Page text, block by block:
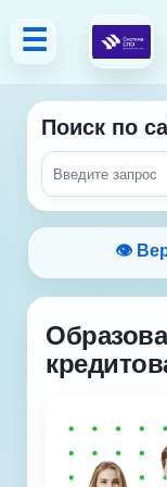
☰
Поиск по
👁